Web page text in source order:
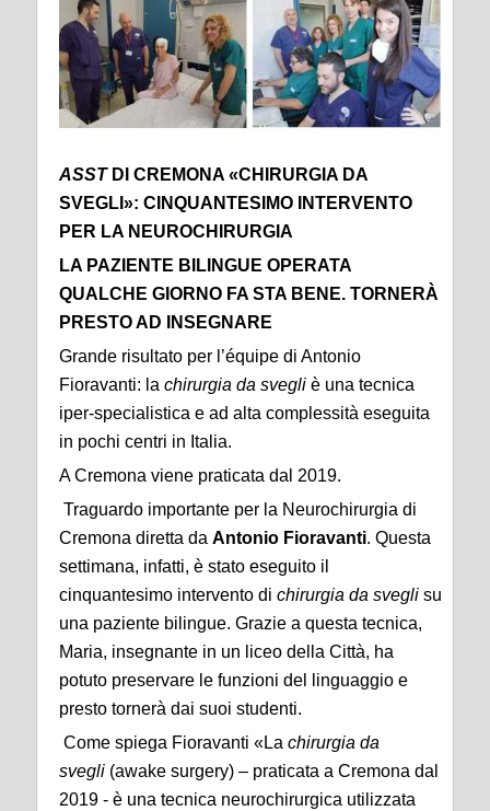
ASSTDI CREMONA «CHIRURGIA DA
SVEGLI»: CINQUANTESIMO INTERVENTO
PER LA NEUROCHIRURGIA
LA PAZIENTE BILINGUE OPERATA
QUALCHE GIORNO FA STA BENE. TORNERÀ
PRESTO AD INSEGNARE
Grande risultato per l’équipe di Antonio
Fioravanti: la chirurgia da svegli è una tecnica
iper-specialistica e ad alta complessità eseguita
in pochi centri in Italia.
A Cremona viene praticata dal 2019.
Traguardo importante per la Neurochirurgia di
Cremona diretta da Antonio Fioravanti. Questa
settimana, infatti, è stato eseguito il
cinquantesimo intervento di chirurgia da svegli su
una paziente bilingue. Grazie a questa tecnica,
Maria, insegnante in un liceo della Città, ha
potuto preservare le funzioni del linguaggio e
presto tornerà dai suoi studenti.
Come spiega Fioravanti «La chirurgia da
svegli (awake surgery) – praticata a Cremona dal
2019 - è una tecnica neurochirurgica utilizzata